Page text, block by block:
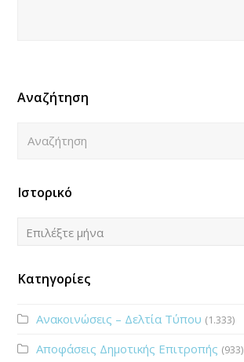
Αναζήτηση
Ιστορικό
Ιστορικό
Επιλέξτε μήνα
Κατηγορίες
Ανακοινώσεις – Δελτία Τύπου (1.333)
Αποφάσεις Δημοτικής Επιτροπής (933)